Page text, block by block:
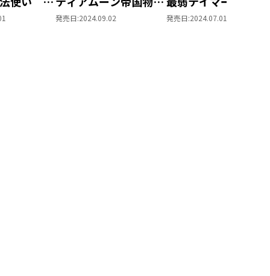
編3
6～断頭台から始ま
発売日:2024.09.02
いの旅を始めました
発売日:2024.07.01